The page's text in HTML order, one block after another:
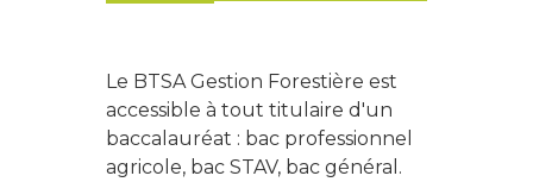
Le BTSA Gestion Forestière est
accessible à tout titulaire d'un
baccalauréat : bac professionnel
agricole, bac STAV, bac général.